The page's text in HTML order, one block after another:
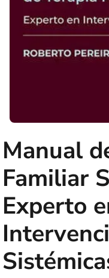
Manual
Familiar
Experto